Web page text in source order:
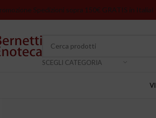
Spedizioni sopra 150€ GRATIS in ItaliaI
SCEGLI CATEGORIA